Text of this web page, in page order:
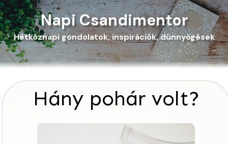
Napi Csandimentor
Hétköznapi gondolatok, inspirációk, dünnyögések
Hány pohár volt?